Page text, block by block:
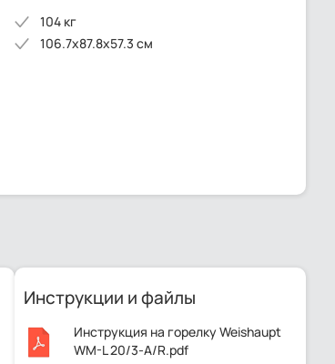
104 кг
106.7x87.8x57.3 см
Инструкции и файлы
Инструкция на горелку Weishaupt
WM-L 20/3-A/R.pdf